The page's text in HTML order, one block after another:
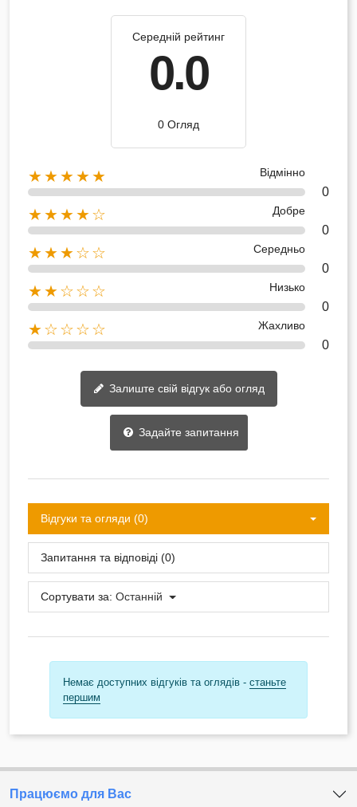
Середній рейтинг
0.0
0 Огляд
★★★★★ Відмінно
0
★★★★☆ Добре
0
★★★☆☆ Середньо
0
★★☆☆☆ Низько
0
★☆☆☆☆ Жахливо
0
Залиште свій відгук або огляд
Задайте запитання
Відгуки та огляди (0)
Запитання та відповіді (0)
Сортувати за: Останній
Немає доступних відгуків та оглядів - станьте
першим
Працюємо для Вас